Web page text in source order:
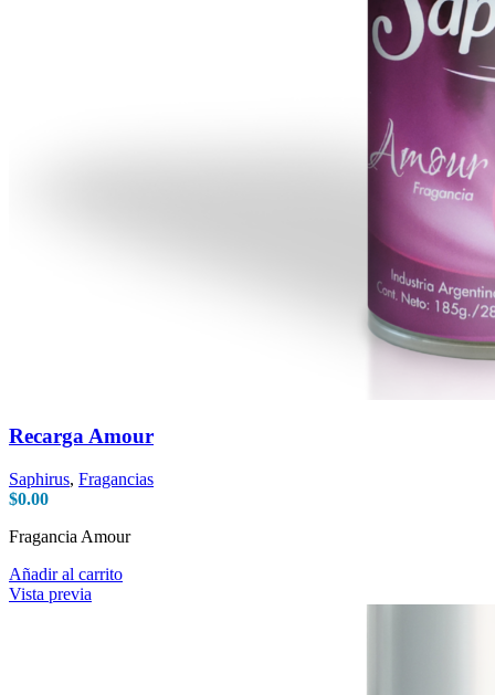
Recarga Amour
Saphirus, Fragancias
$0.00
Fragancia Amour
Añadir al carrito
Vista previa